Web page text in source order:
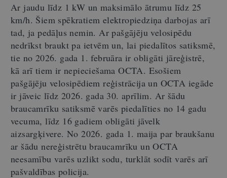
Ar jaudu līdz 1 kW un maksimālo ātrumu līdz 25
km/h. Šiem spēkratiem elektropiedziņa darbojas arī
tad, ja pedāļus nemin. Ar pašgājēju velosipēdu
nedrīkst braukt pa ietvēm un, lai piedalītos satiksmē,
tie no 2026. gada 1. februāra ir obligāti jāreģistrē,
kā arī tiem ir nepieciešama OCTA. Esošiem
pašgājēju velosipēdiem reģistrācija un OCTA iegāde
ir jāveic līdz 2026. gada 30. aprīlim. Ar šādu
braucamrīku satiksmē varēs piedalīties no 14 gadu
vecuma, līdz 16 gadiem obligāti jāvelk
aizsargķivere. No 2026. gada 1. maija par braukšanu
ar šādu nereģistrētu braucamrīku un OCTA
neesamību varēs uzlikt sodu, turklāt sodīt varēs arī
pašvaldības policija.